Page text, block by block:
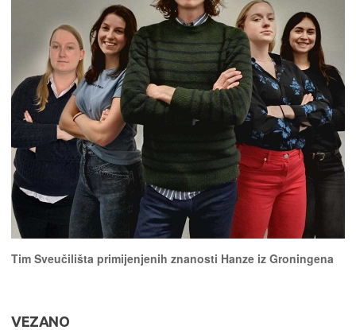
Tim Sveučilišta primijenjenih znanosti Hanze iz Groningena
VEZANO